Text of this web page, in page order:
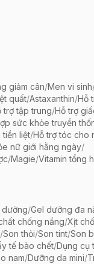
giảm cân/Men vi sinh
quất/Astaxanthin/Hỗ
trợ tập trung/Hỗ trợ
sức khỏe truyền
tiền liệt/Hỗ trợ tóc cho
nữ giới hằng ngày/
/Magie/Vitamin tổng
dưỡng/Gel dưỡng đa
chống nắng/Xịt
/Son thỏi/Son tint/Son
tế bào chết/Dụng cụ
nam/Dưỡng da mini/